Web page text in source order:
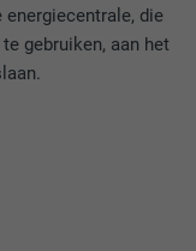
die
gebruiken, aan het